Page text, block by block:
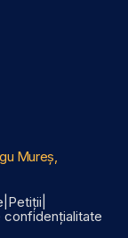
Mureș,
Petiții
confidențialitate